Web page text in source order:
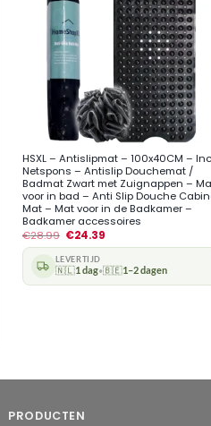
HSXL – Antislipmat – 100x40CM –
Netspons – Antislip Douchemat /
Badmat Zwart met Zuignappen –
voor in bad – Anti Slip Douche
Mat – Mat voor in de Badkamer –
Badkamer accessoires
€28.99 €24.39
LEVERTIJD
🇳🇱1 dag•🇧🇪1–2 dagen
PRODUCTEN